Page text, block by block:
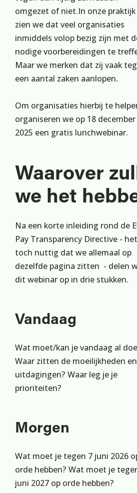
omgezet of niet.In onze praktijk
zien we dat veel organisaties
inmiddels volop bezig zijn met
nodige voorbereidingen te
Maar we merken dat zij vaak
een aantal zaken aanlopen.
Om organisaties hierbij te
organiseren we op 18 december
2025 een gratis lunchwebinar.
Waarover
we het
Na een korte inleiding rond de
Pay Transparency Directive -
toch nuttig dat we allemaal op
dezelfde pagina zitten - delen
dit webinar op in drie stukken.
Vandaag
Wat moet/kan je vandaag al
Waar zitten de moeilijkheden en
uitdagingen? Waar leg je je
prioriteiten?
Morgen
Wat moet je tegen 7 juni 2026
orde hebben? Wat moet je
juni 2027 op orde hebben?